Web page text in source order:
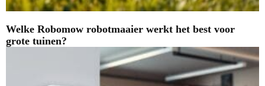
Welke Robomow robotmaaier werkt het best voor
grote tuinen?